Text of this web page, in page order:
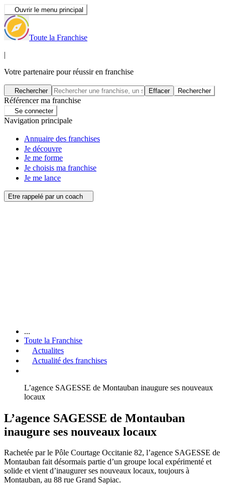
Ouvrir le menu principal
Toute la Franchise
|
Votre partenaire pour réussir en franchise
Rechercher Effacer Rechercher
Référencer ma franchise
Se connecter
Navigation principale
Annuaire des franchises
Je découvre
Je me forme
Je choisis ma franchise
Je me lance
Etre rappelé par un coach
...
Toute la Franchise
Actualites
Actualité des franchises
L’agence SAGESSE de Montauban inaugure ses nouveaux
locaux
L’agence SAGESSE de Montauban
inaugure ses nouveaux locaux
Rachetée par le Pôle Courtage Occitanie 82, l’agence SAGESSE de
Montauban fait désormais partie d’un groupe local expérimenté et
solide et vient d’inaugurer ses nouveaux locaux, toujours à
Montauban, au 88 rue Grand Sapiac.